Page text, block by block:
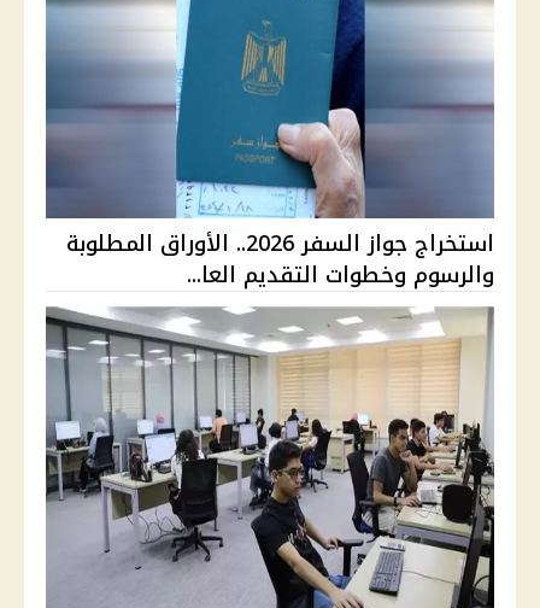
استخراج جواز السفر 2026.. الأوراق المطلوبة
والرسوم وخطوات التقديم العا...